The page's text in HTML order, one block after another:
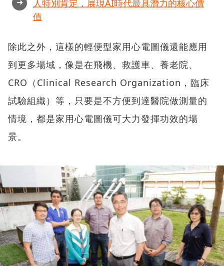
人特別肯定，展現AI時代最具潛力的核心價
值
除此之外，這樣的輕便型家用心電圖儀還能應用
到更多場域，像是在飛機、救護車、養老院、
CRO（Clinical Research Organization，臨床
試驗組織）等，只要是不方便到達醫院做測量的
情境，都是家用心電圖儀可大力發揮功效的場
景。